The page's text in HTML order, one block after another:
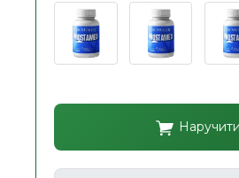
Наручити